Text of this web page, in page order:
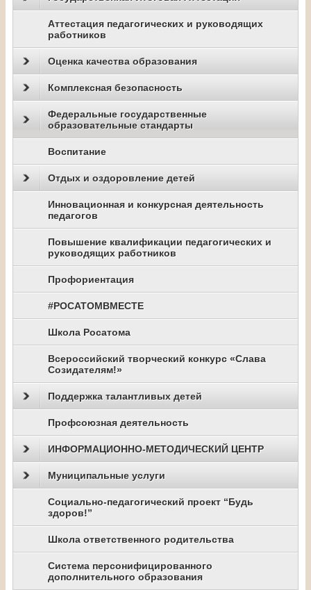
Аттестация педагогических и руководящих
работников
Оценка качества образования
Комплексная безопасность
Федеральные государственные
образовательные стандарты
Воспитание
Отдых и оздоровление детей
Инновационная и конкурсная деятельность
педагогов
Повышение квалификации педагогических и
руководящих работников
Профориентация
#РОСАТОМВМЕСТЕ
Школа Росатома
Всероссийский творческий конкурс «Слава
Созидателям!»
Поддержка талантливых детей
Профсоюзная деятельность
ИНФОРМАЦИОННО-МЕТОДИЧЕСКИЙ ЦЕНТР
Муниципальные услуги
Социально-педагогический проект “Будь
здоров!”
Школа ответственного родительства
Система персонифицированного
дополнительного образования